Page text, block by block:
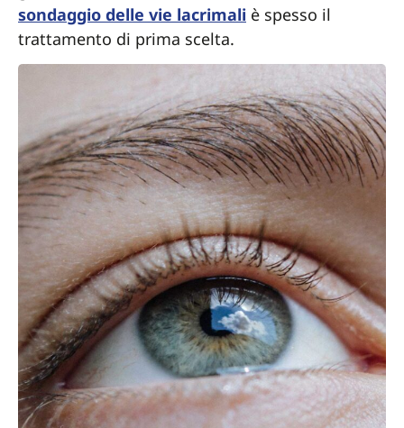
sondaggio delle vie lacrimali è spesso il
trattamento di prima scelta.